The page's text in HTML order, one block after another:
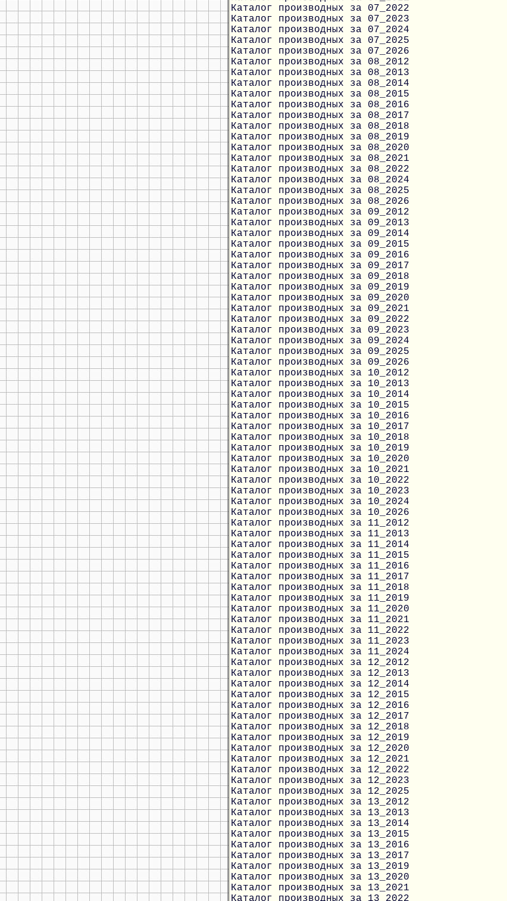
Каталог производных за 07_2022
Каталог производных за 07_2023
Каталог производных за 07_2024
Каталог производных за 07_2025
Каталог производных за 07_2026
Каталог производных за 08_2012
Каталог производных за 08_2013
Каталог производных за 08_2014
Каталог производных за 08_2015
Каталог производных за 08_2016
Каталог производных за 08_2017
Каталог производных за 08_2018
Каталог производных за 08_2019
Каталог производных за 08_2020
Каталог производных за 08_2021
Каталог производных за 08_2022
Каталог производных за 08_2024
Каталог производных за 08_2025
Каталог производных за 08_2026
Каталог производных за 09_2012
Каталог производных за 09_2013
Каталог производных за 09_2014
Каталог производных за 09_2015
Каталог производных за 09_2016
Каталог производных за 09_2017
Каталог производных за 09_2018
Каталог производных за 09_2019
Каталог производных за 09_2020
Каталог производных за 09_2021
Каталог производных за 09_2022
Каталог производных за 09_2023
Каталог производных за 09_2024
Каталог производных за 09_2025
Каталог производных за 09_2026
Каталог производных за 10_2012
Каталог производных за 10_2013
Каталог производных за 10_2014
Каталог производных за 10_2015
Каталог производных за 10_2016
Каталог производных за 10_2017
Каталог производных за 10_2018
Каталог производных за 10_2019
Каталог производных за 10_2020
Каталог производных за 10_2021
Каталог производных за 10_2022
Каталог производных за 10_2023
Каталог производных за 10_2024
Каталог производных за 10_2026
Каталог производных за 11_2012
Каталог производных за 11_2013
Каталог производных за 11_2014
Каталог производных за 11_2015
Каталог производных за 11_2016
Каталог производных за 11_2017
Каталог производных за 11_2018
Каталог производных за 11_2019
Каталог производных за 11_2020
Каталог производных за 11_2021
Каталог производных за 11_2022
Каталог производных за 11_2023
Каталог производных за 11_2024
Каталог производных за 12_2012
Каталог производных за 12_2013
Каталог производных за 12_2014
Каталог производных за 12_2015
Каталог производных за 12_2016
Каталог производных за 12_2017
Каталог производных за 12_2018
Каталог производных за 12_2019
Каталог производных за 12_2020
Каталог производных за 12_2021
Каталог производных за 12_2022
Каталог производных за 12_2023
Каталог производных за 12_2025
Каталог производных за 13_2012
Каталог производных за 13_2013
Каталог производных за 13_2014
Каталог производных за 13_2015
Каталог производных за 13_2016
Каталог производных за 13_2017
Каталог производных за 13_2019
Каталог производных за 13_2020
Каталог производных за 13_2021
Каталог производных за 13_2022